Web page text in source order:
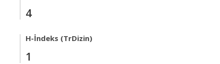
4
H-İndeks (TrDizin)
1